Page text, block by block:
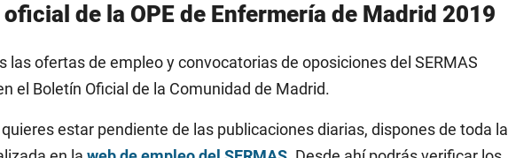
de la OPE de Enfermería de Madrid 2019
las ofertas de empleo y convocatorias de oposiciones del SERMAS
el Boletín Oficial de la Comunidad de Madrid.
estar pendiente de las publicaciones diarias, dispones de toda la